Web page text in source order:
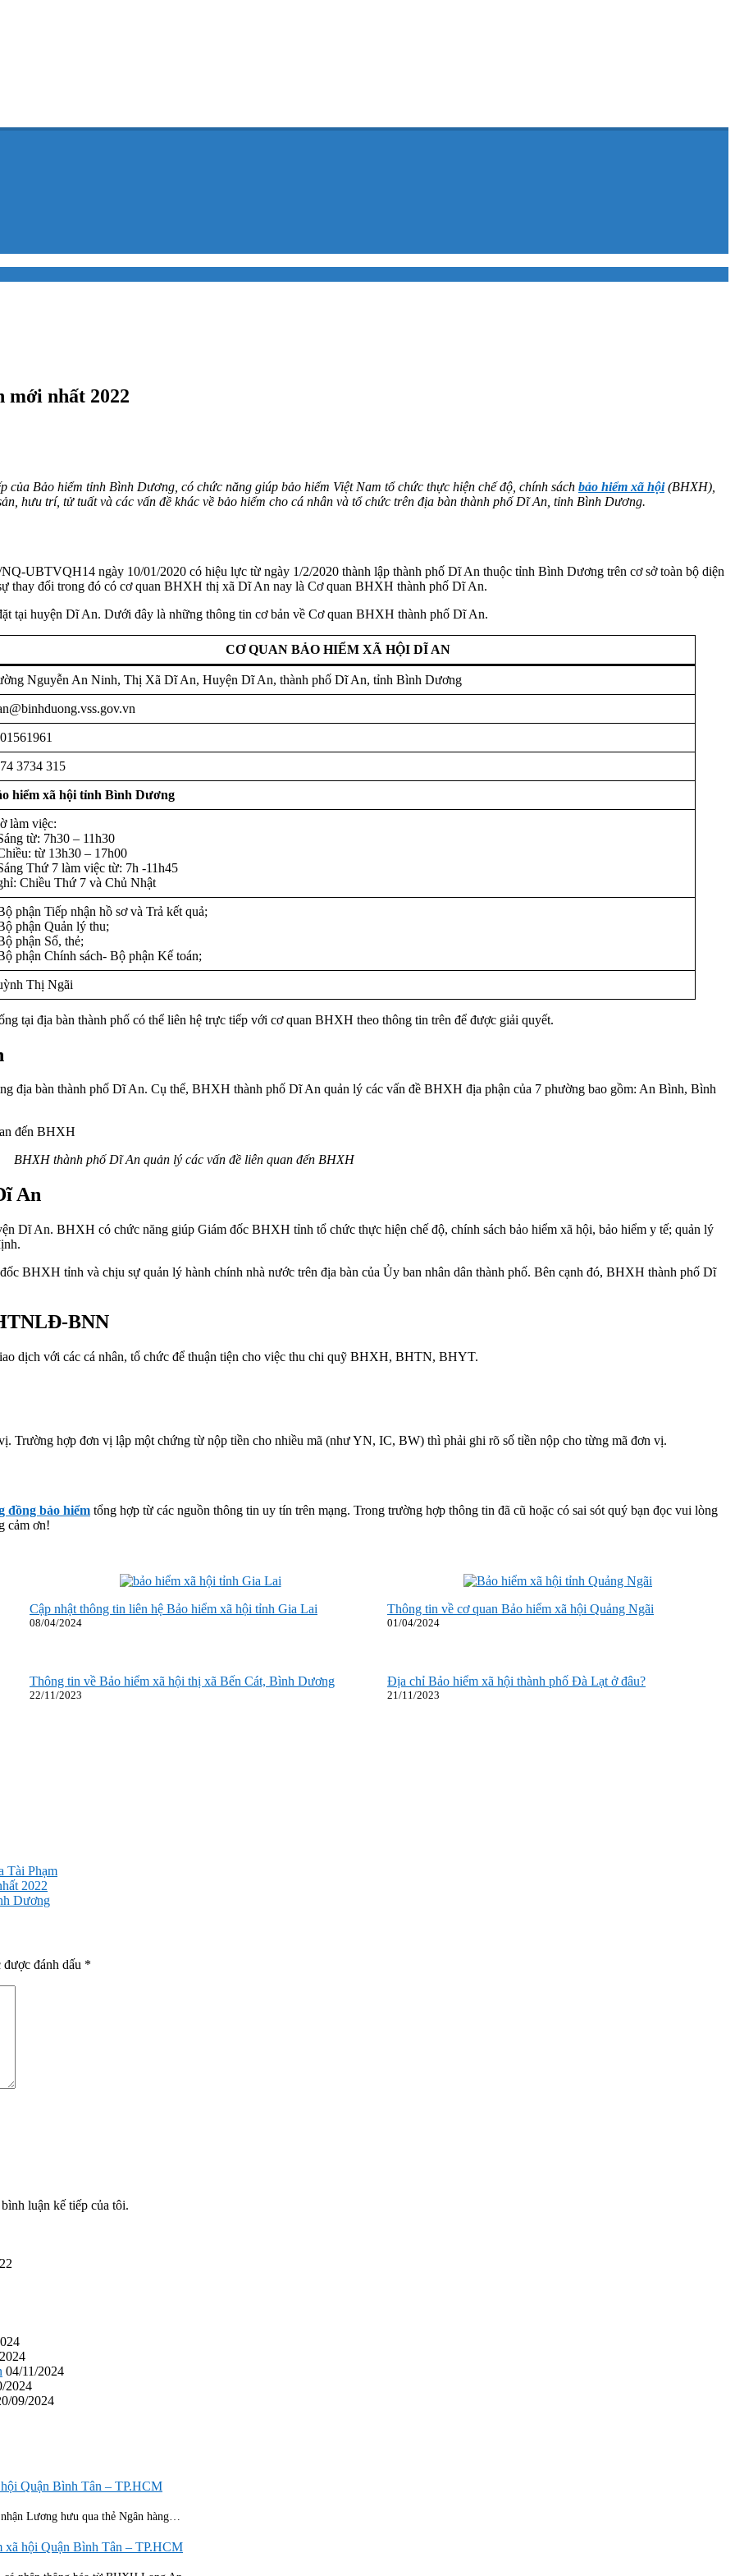
mới nhất 2022
Bảo hiểm tỉnh Bình Dương, có chức năng giúp bảo hiểm Việt Nam tổ chức thực hiện chế độ, chính sách bảo hiểm xã hội(BHXH),
hưu trí, tử tuất và các vấn đề khác về bảo hiểm cho cá nhân và tổ chức trên địa bàn thành phố Dĩ An, tỉnh Bình Dương.
UBTVQH14 ngày 10/01/2020 có hiệu lực từ ngày 1/2/2020 thành lập thành phố Dĩ An thuộc tỉnh Bình Dương trên cơ sở toàn bộ diện
thay đổi trong đó có cơ quan BHXH thị xã Dĩ An nay là Cơ quan BHXH thành phố Dĩ An.
tại huyện Dĩ An. Dưới đây là những thông tin cơ bản về Cơ quan BHXH thành phố Dĩ An.
CƠ QUAN BẢO HIỂM XÃ HỘI DĨ AN
Nguyễn An Ninh, Thị Xã Dĩ An, Huyện Dĩ An, thành phố Dĩ An, tỉnh Bình Dương
3734 315
hiểm xã hội tỉnh Bình Dương
làm việc:
từ: 7h30 – 11h30
từ 13h30 – 17h00
Thứ 7 làm việc từ: 7h -11h45
Chiều Thứ 7 và Chủ Nhật
phận Tiếp nhận hồ sơ và Trả kết quả;
phận Quản lý thu;
phận Sổ, thẻ;
phận Chính sách- Bộ phận Kế toán;
Thị Ngãi
tại địa bàn thành phố có thể liên hệ trực tiếp với cơ quan BHXH theo thông tin trên để được giải quyết.
địa bàn thành phố Dĩ An. Cụ thể, BHXH thành phố Dĩ An quản lý các vấn đề BHXH địa phận của 7 phường bao gồm: An Bình, Bình
BHXH thành phố Dĩ An quản lý các vấn đề liên quan đến BHXH
An
Dĩ An. BHXH có chức năng giúp Giám đốc BHXH tỉnh tổ chức thực hiện chế độ, chính sách bảo hiểm xã hội, bảo hiểm y tế; quản lý
BHXH tỉnh và chịu sự quản lý hành chính nhà nước trên địa bàn của Ủy ban nhân dân thành phố. Bên cạnh đó, BHXH thành phố Dĩ
BNN
dịch với các cá nhân, tổ chức để thuận tiện cho việc thu chi quỹ BHXH, BHTN, BHYT.
Trường hợp đơn vị lập một chứng từ nộp tiền cho nhiều mã (như YN, IC, BW) thì phải ghi rõ số tiền nộp cho từng mã đơn vị.
đồng bảo hiểm tổng hợp từ các nguồn thông tin uy tín trên mạng. Trong trường hợp thông tin đã cũ hoặc có sai sót quý bạn đọc vui lòng
cảm ơn!
Cập nhật thông tin liên hệ Bảo hiểm xã hội tỉnh Gia Lai
08/04/2024
Thông tin về cơ quan Bảo hiểm xã hội Quảng Ngãi
01/04/2024
Thông tin về Bảo hiểm xã hội thị xã Bến Cát, Bình Dương
22/11/2023
Địa chỉ Bảo hiểm xã hội thành phố Đà Lạt ở đâu?
21/11/2023
Tài Phạm
2022
Dương
đánh dấu *
luận kế tiếp của tôi.
04/11/2024
2024
09/2024
Quận Bình Tân – TP.HCM
Lương hưu qua thẻ Ngân hàng…
xã hội Quận Bình Tân – TP.HCM